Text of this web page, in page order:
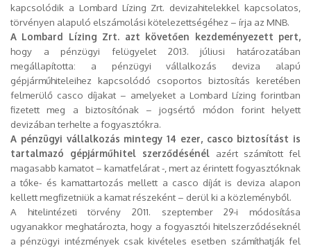
kapcsolódik a Lombard Lízing Zrt. devizahitelekkel kapcsolatos,
törvényen alapuló elszámolási kötelezettségéhez – írja az MNB.
A Lombard Lízing Zrt. azt követően kezdeményezett pert,
hogy a pénzügyi felügyelet 2013. júliusi határozatában
megállapította: a pénzügyi vállalkozás deviza alapú
gépjárműhiteleihez kapcsolódó csoportos biztosítás keretében
felmerülő casco díjakat – amelyeket a Lombard Lízing forintban
fizetett meg a biztosítónak – jogsértő módon forint helyett
devizában terhelte a fogyasztókra.
A pénzügyi vállalkozás mintegy 14 ezer, casco biztosítást is
tartalmazó gépjárműhitel szerződésénél azért számított fel
magasabb kamatot – kamatfelárat -, mert az érintett fogyasztóknak
a tőke- és kamattartozás mellett a casco díját is deviza alapon
kellett megfizetniük a kamat részeként – derül ki a közleményből.
A hitelintézeti törvény 2011. szeptember 29-i módosítása
ugyanakkor meghatározta, hogy a fogyasztói hitelszerződéseknél
a pénzügyi intézmények csak kivételes esetben számíthatják fel